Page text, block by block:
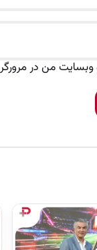
وبسایت من در